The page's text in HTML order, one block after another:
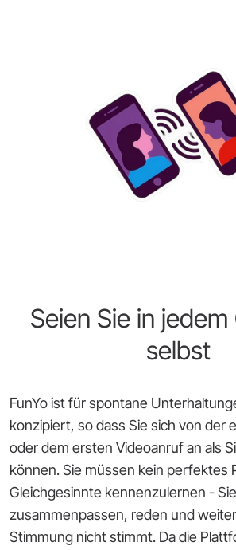
Seien Sie in
selbst
FunYo ist für spontane
konzipiert, so dass Sie sich von der
oder dem ersten Videoanruf an als
können. Sie müssen kein perfektes
Gleichgesinnte kennenzulernen -
zusammenpassen, reden und
Stimmung nicht stimmt. Da die